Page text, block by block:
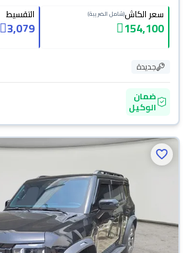
سعر الكاش(شامل الضريبة)
154,100
التقسيط
3,079
جديدة
ضمان
الوكيل